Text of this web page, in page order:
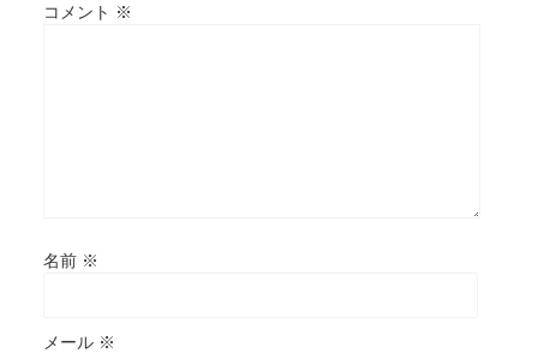
コメント ※
名前 ※
メール ※